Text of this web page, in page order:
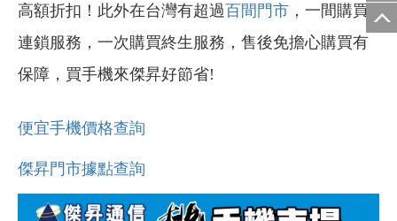
高額折扣！此外在台灣有超過百間門市 ，一間購買
連鎖服務，一次購買終生服務，售後免擔心購買有
保障，買手機來傑昇好節省!
便宜手機價格查詢
傑昇門市據點查詢